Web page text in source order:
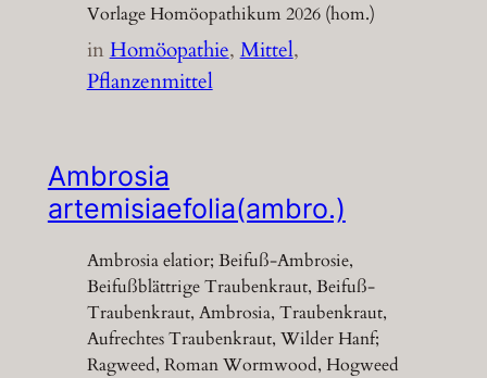
Vorlage Homöopathikum 2026 (hom.)
inHomöopathie, Mittel
Pflanzenmittel
Ambrosia
artemisiaefolia(ambro.)
Ambrosia elatior; Beifuß-Ambrosie,
Beifußblättrige Traubenkraut, Beifuß-
Traubenkraut, Ambrosia, Traubenkraut,
Aufrechtes Traubenkraut, Wilder Hanf;
Ragweed, Roman Wormwood, Hogweed